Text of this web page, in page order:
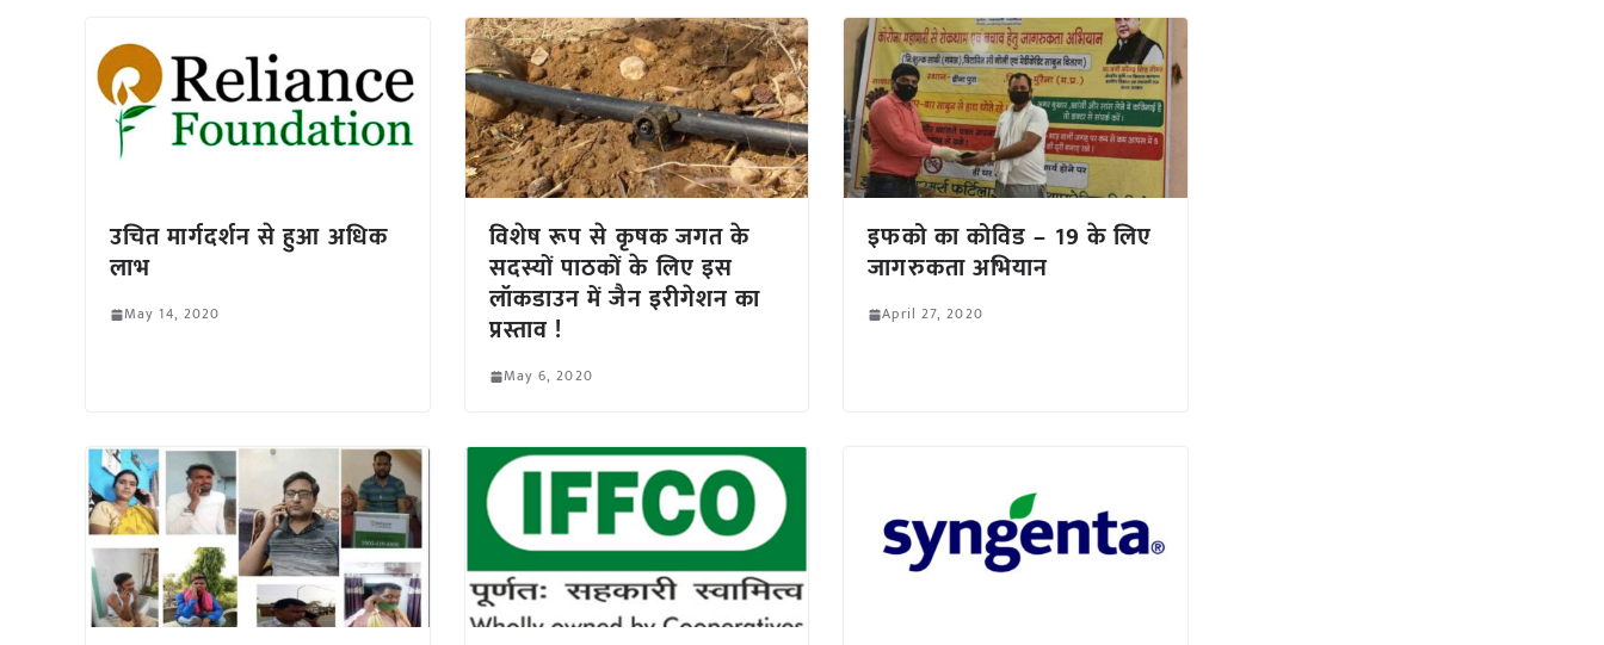
उचित मार्गदर्शन से हुआ अधिक
लाभ
May 14, 2020
विशेष रूप से कृषक जगत के
सदस्यों पाठकों के लिए इस
लॉकडाउन में जैन इरीगेशन का
प्रस्ताव !
May 6, 2020
इफको का कोविड – 19 के लिए
जागरुकता अभियान
April 27, 2020